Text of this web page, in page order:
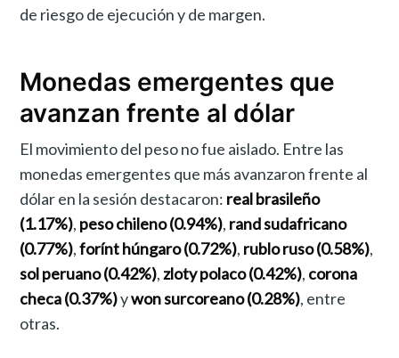
de riesgo de ejecución y de margen.
Monedas emergentes que
avanzan frente al dólar
El movimiento del peso no fue aislado. Entre las
monedas emergentes que más avanzaron frente al
dólar en la sesión destacaron: real brasileño
(1.17%), peso chileno (0.94%), rand sudafricano
(0.77%),forínt húngaro (0.72%), rublo ruso (0.58%),
sol peruano (0.42%),zloty polaco (0.42%), corona
checa (0.37%)ywon surcoreano (0.28%), entre
otras.